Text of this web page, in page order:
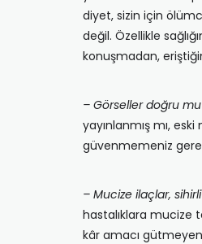
diyet, sizin için
değil. Özellikle
konuşmadan,
– Görseller doğru
yayınlanmış mı,
güvenmemeniz
– Mucize ilaçlar,
hastalıklara mucize
kâr amacı